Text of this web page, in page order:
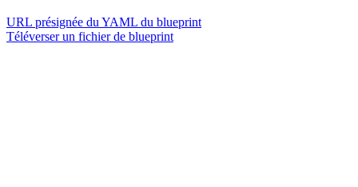
URL présignée du YAML du blueprint
Téléverser un fichier de blueprint